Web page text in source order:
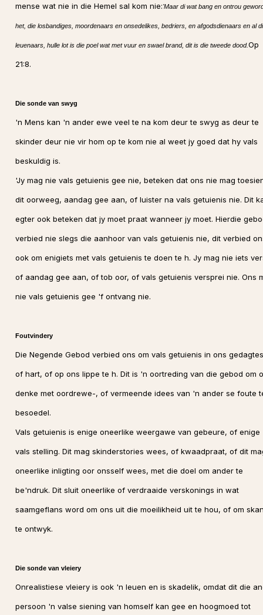
mense wat nie in die Hemel sal kom nie:'Maar di wat bang en ontrou
het, die losbandiges, moordenaars en onsedelikes, bedriers, en afgodsdienaars en al
leuenaars, hulle lot is die poel wat met vuur en swael brand, dit is die tweede dood.Op
21:8.
Die sonde van swyg
'n Mens kan 'n ander ewe veel te na kom deur te swyg as deur te
skinder deur nie vir hom op te kom nie al weet jy goed dat hy vals
beskuldig is.
'Jy mag nie vals getuienis gee nie, beteken dat ons nie mag
dit oorweeg, aandag gee aan, of luister na vals getuienis nie. Dit
egter ook beteken dat jy moet praat wanneer jy moet. Hierdie
verbied nie slegs die aanhoor van vals getuienis nie, dit verbied
ook om enigiets met vals getuienis te doen te h. Jy mag nie iets
of aandag gee aan, of tob oor, of vals getuienis versprei nie. Ons
nie vals getuienis gee 'f ontvang nie.
Foutvindery
Die Negende Gebod verbied ons om vals getuienis in ons
of hart, of op ons lippe te h. Dit is 'n oortreding van die gebod om
denke met oordrewe-, of vermeende idees van 'n ander se foute
besoedel.
Vals getuienis is enige oneerlike weergawe van gebeure, of enige
vals stelling. Dit mag skinderstories wees, of kwaadpraat, of dit
oneerlike inligting oor onsself wees, met die doel om ander te
be'ndruk. Dit sluit oneerlike of verdraaide verskonings in wat
saamgeflans word om ons uit die moeilikheid uit te hou, of om
te ontwyk.
Die sonde van vleiery
Onrealistiese vleiery is ook 'n leuen en is skadelik, omdat dit die
persoon 'n valse siening van homself kan gee en hoogmoed tot